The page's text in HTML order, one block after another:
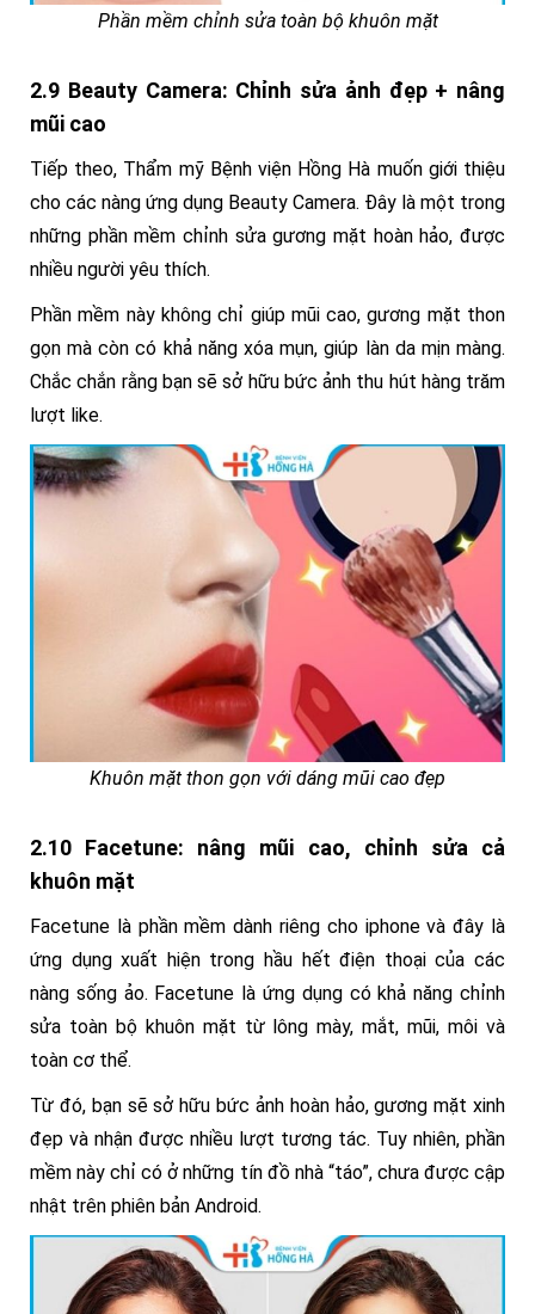
Phần mềm chỉnh sửa toàn bộ khuôn mặt
2.9 Beauty Camera: Chỉnh sửa ảnh đẹp + nâng
mũi cao
Tiếp theo, Thẩm mỹ Bệnh viện Hồng Hà muốn giới thiệu
cho các nàng ứng dụng Beauty Camera. Đây là một trong
những phần mềm chỉnh sửa gương mặt hoàn hảo, được
nhiều người yêu thích.
Phần mềm này không chỉ giúp mũi cao, gương mặt thon
gọn mà còn có khả năng xóa mụn, giúp làn da mịn màng.
Chắc chắn rằng bạn sẽ sở hữu bức ảnh thu hút hàng trăm
lượt like.
Khuôn mặt thon gọn với dáng mũi cao đẹp
2.10 Facetune: nâng mũi cao, chỉnh sửa cả
khuôn mặt
Facetune là phần mềm dành riêng cho iphone và đây là
ứng dụng xuất hiện trong hầu hết điện thoại của các
nàng sống ảo. Facetune là ứng dụng có khả năng chỉnh
sửa toàn bộ khuôn mặt từ lông mày, mắt, mũi, môi và
toàn cơ thể.
Từ đó, bạn sẽ sở hữu bức ảnh hoàn hảo, gương mặt xinh
đẹp và nhận được nhiều lượt tương tác. Tuy nhiên, phần
mềm này chỉ có ở những tín đồ nhà “táo”, chưa được cập
nhật trên phiên bản Android.